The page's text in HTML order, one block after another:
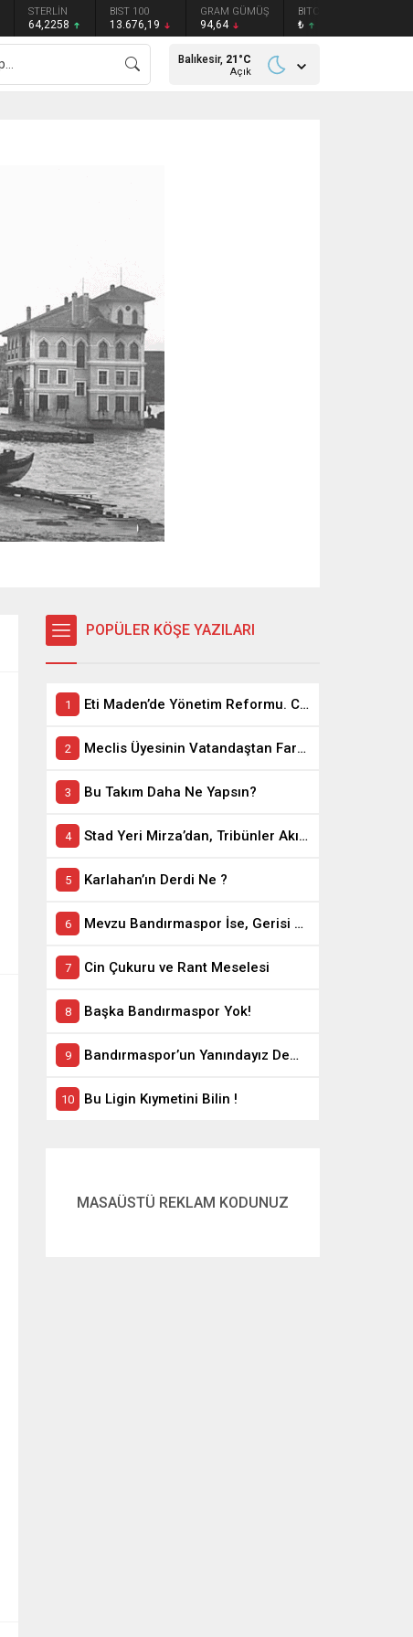
STERLİN
64,2258
BIST 100
13.676,19
GRAM GÜMÜŞ
94,64
BITCOIN
₺
Balıkesir, 21 °C
Açık
POPÜLER KÖŞE YAZILARI
Eti Maden’de Yönetim Reformu. CEO Modeli’nde Kadro / Taşeron İşçilik Ayrımı Kalkıyor
Meclis Üyesinin Vatandaştan Farkı Ne ?
Bu Takım Daha Ne Yapsın?
Stad Yeri Mirza’dan, Tribünler Akın’dan: Geriye Bakanlık Kaldı.
Karlahan’ın Derdi Ne ?
Mevzu Bandırmaspor İse, Gerisi Teferruattır
Cin Çukuru ve Rant Meselesi
Başka Bandırmaspor Yok!
Bandırmaspor’un Yanındayız Demekle Olmuyor!
Bu Ligin Kıymetini Bilin !
MASAÜSTÜ REKLAM KODUNUZ